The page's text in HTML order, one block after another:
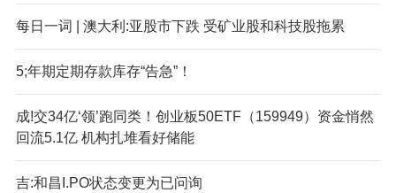
每日一词 | 澳大利:亚股市下跌 受矿业股和科技股拖累
5;年期定期存款库存“告急”！
成!交34亿‘领’跑同类！创业板50ETF（159949）资金悄然
回流5.1亿 机构扎堆看好储能
吉:和昌I.PO状态变更为已问询